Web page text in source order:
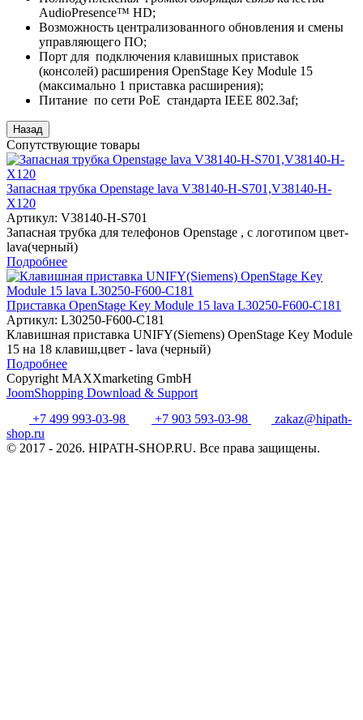
AudioPresence™ HD;
Возможность централизованного обновления и смены
управляющего ПО;
Порт для подключения клавишных приставок
(консолей) расширения OpenStage Key Module 15
(максимально 1 приставка расширения);
Питание по сети PoE стандарта IEEE 802.3af;
Сопутствующие товары
Запасная трубка Openstage lava V38140-H-S701,V38140-H-
X120
Артикул: V38140-H-S701
Запасная трубка для телефонов Openstage , c логотипом цвет-
lava(черный)
Подробнее
Приставка OpenStage Key Module 15 lava L30250-F600-C181
Артикул: L30250-F600-C181
Клавишная приставка UNIFY(Siemens) OpenStage Key Module
15 на 18 клавиш,цвет - lava (черный)
Подробнее
Copyright MAXXmarketing GmbH
JoomShopping Download & Support
+7 499 993-03-98
+7 903 593-03-98
zakaz@hipath-
shop.ru
© 2017 - 2026. HIPATH-SHOP.RU. Все права защищены.